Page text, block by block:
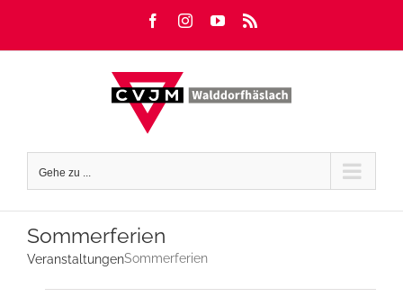
FacebookInstagramYouTube
Gehe zu ...
Sommerferien
VeranstaltungenSommerferien